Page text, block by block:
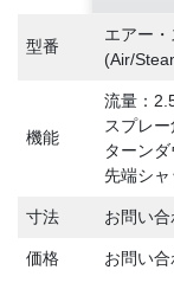
型番
エアー・
(Air/
機能
流量：
スプレ
ターン
先端シ
寸法 お問い
価格 お問い